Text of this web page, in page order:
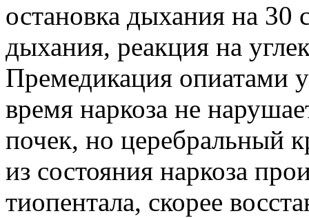
остановка дыхания на
дыхания, реакция на
Премедикация опиатами
время наркоза не
почек, но церебральный
из состояния наркоза
тиопентала, скорее